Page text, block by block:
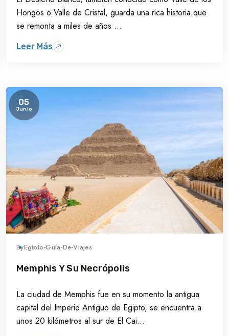
Hongos o Valle de Cristal, guarda una rica historia que
se remonta a miles de años ...
Leer Más
05
Junio
ByEgipto-Guía-De-Viajes
Memphis Y Su Necrópolis
La ciudad de Memphis fue en su momento la antigua
capital del Imperio Antiguo de Egipto, se encuentra a
unos 20 kilómetros al sur de El Cai...